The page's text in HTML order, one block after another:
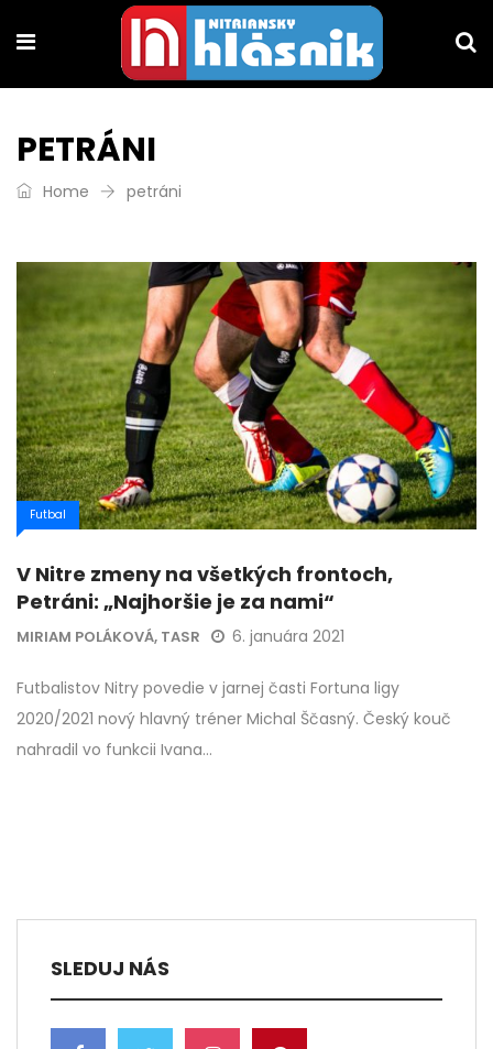
PETRÁNI
Home petráni
Futbal
V Nitre zmeny na všetkých frontoch,
Petráni: „Najhoršie je za nami“
MIRIAM POLÁKOVÁ, TASR 6. januára 2021
Futbalistov Nitry povedie v jarnej časti Fortuna ligy
2020/2021 nový hlavný tréner Michal Ščasný. Český kouč
nahradil vo funkcii Ivana…
SLEDUJ NÁS